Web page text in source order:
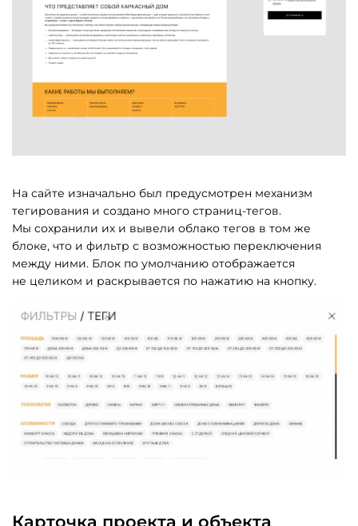
На сайте изначально был предусмотрен механизм
тегирования и создано много страниц-тегов.
Мы сохранили их и вывели облако тегов в том же
блоке, что и фильтр с возможностью переключения
между ними. Блок по умолчанию отображается
не целиком и раскрывается по нажатию на кнопку.
Карточка проекта и объекта